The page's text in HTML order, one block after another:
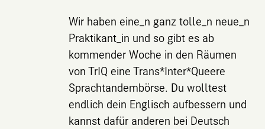
Wir haben eine_n ganz tolle_n neue_n
Praktikant_in und so gibt es ab
kommender Woche in den Räumen
von TrIQ eine Trans*Inter*Queere
Sprachtandembörse. Du wolltest
endlich dein Englisch aufbessern und
kannst dafür anderen bei Deutsch